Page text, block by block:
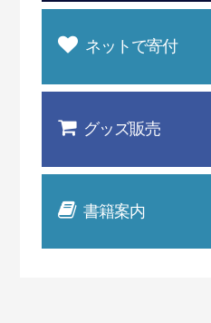
ネットで寄付
グッズ販売
書籍案内